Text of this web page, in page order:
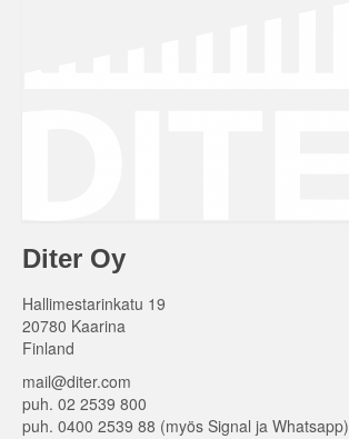
Diter Oy
Hallimestarinkatu 19
20780 Kaarina
Finland
mail@diter.com
puh. 02 2539 800
puh. 0400 2539 88 (myös Signal ja Whatsapp)